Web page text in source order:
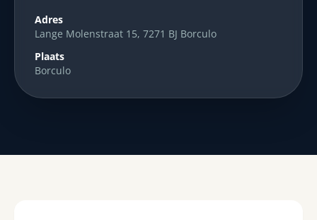
Adres
Lange Molenstraat 15, 7271 BJ Borculo
Plaats
Borculo